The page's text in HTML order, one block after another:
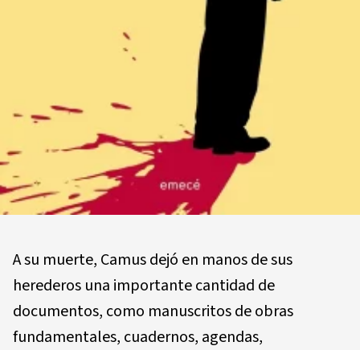
A su muerte, Camus dejó en manos de sus
herederos una importante cantidad de
documentos, como manuscritos de obras
fundamentales, cuadernos, agendas,